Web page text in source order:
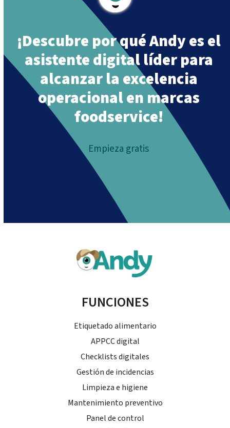
¡Descubre por qué Andy es el
asistente digital líder para
alcanzar la excelencia
operacional en marcas
foodservice!
Empieza gratis
FUNCIONES
Etiquetado alimentario
APPCC digital
Checklists digitales
Gestión de incidencias
Limpieza e higiene
Mantenimiento preventivo
Panel de control